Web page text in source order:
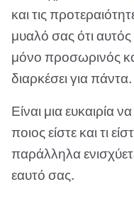
και τις
μυαλό σας ότι
μόνο προσωρινός
διαρκέσει για πάντα.
Είναι μια ευκαιρία
ποιος είστε και τι
παράλληλα
εαυτό σας.